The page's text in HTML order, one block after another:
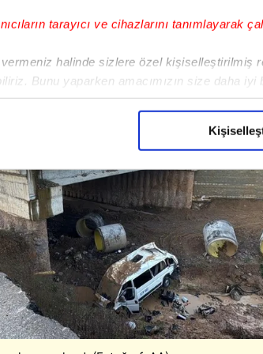
tarayıcı ve cihazlarını tanımlayarak
halinde sizlere özel kişiselleştirilmiş
Bunu yaparken amacımızın size daha
adına elimizden gelen çabayı
hizmet sunabilmek için İnternet Sitemizde
çeşitli kişisel verileriniz işlenmekte olup
Diğer çerezler, sitemizin daha
yapılması, amaçlarıyla sınırlı
aşağıda yer alan panel
Çerez Bilgilendirme Metnimiziziyaret